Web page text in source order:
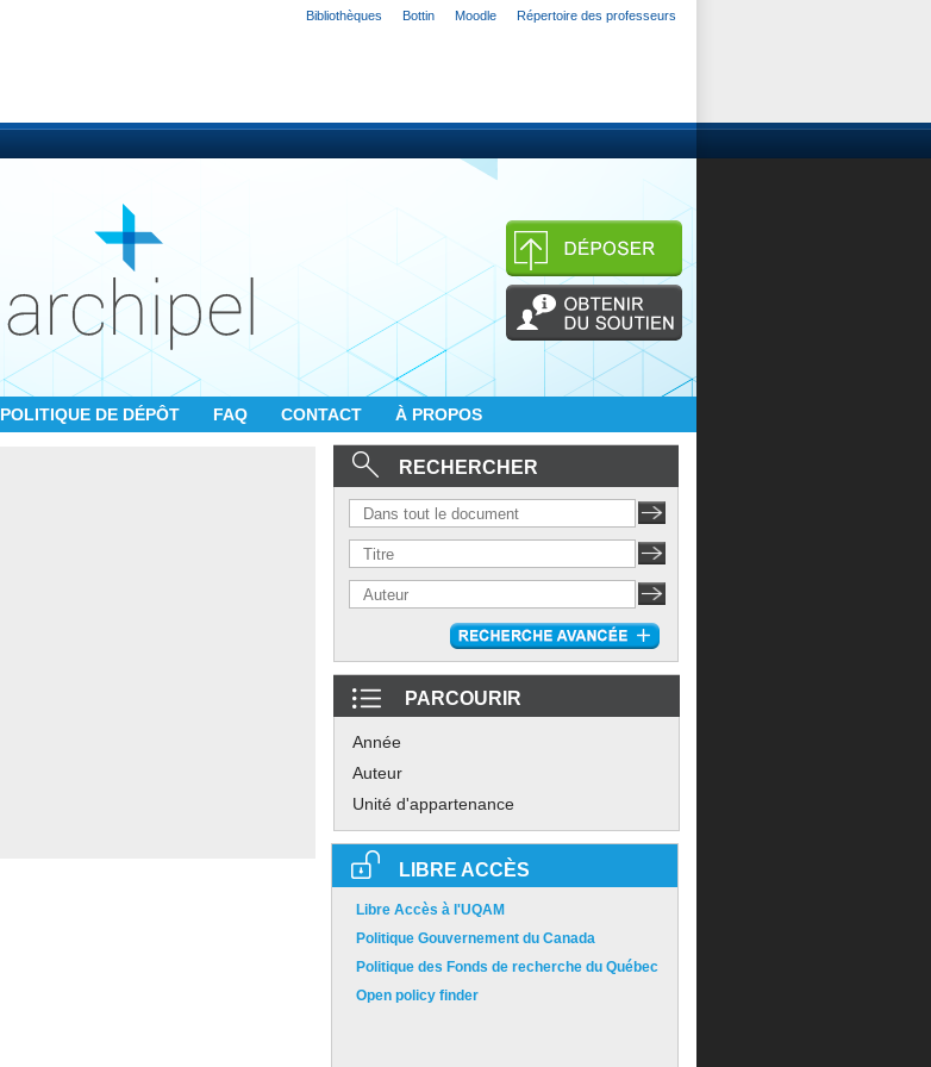
Bibliothèques Bottin Moodle Répertoire des professeurs
POLITIQUE DE DÉPÔT FAQ CONTACT À PROPOS
RECHERCHER
PARCOURIR
Année
Auteur
Unité d'appartenance
LIBRE ACCÈS
Libre Accès à l'UQAM
Politique Gouvernement du Canada
Politique des Fonds de recherche du Québec
Open policy finder